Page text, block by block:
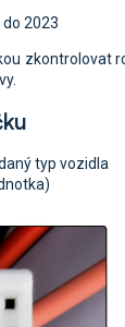
do 2023
zkontrolovat
typ vozidla